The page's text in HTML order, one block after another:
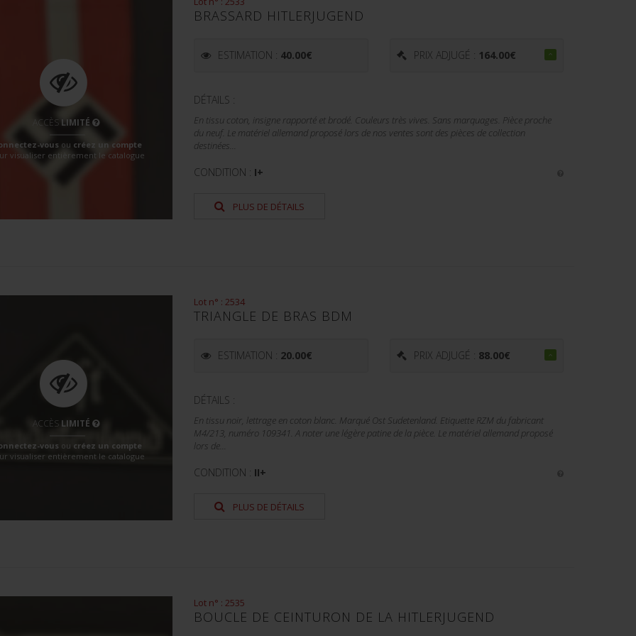
ACCÈS LIMITÉ
vous ou créez un compte
visualiser entièrement le catalogue
BRASSARD HITLERJUGEND
ESTIMATION : 40.00€ PRIX ADJUGÉ : 164.00€
DÉTAILS :
En tissu coton, insigne rapporté et brodé. Couleurs très vives. Sans marquages. Pièce proche
du neuf. Le matériel allemand proposé lors de nos ventes sont des pièces de collection
destinées...
CONDITION : I+
PLUS DE DÉTAILS
ACCÈS LIMITÉ
vous ou créez un compte
visualiser entièrement le catalogue
Lot n° : 2534
TRIANGLE DE BRAS BDM
ESTIMATION : 20.00€ PRIX ADJUGÉ : 88.00€
DÉTAILS :
En tissu noir, lettrage en coton blanc. Marqué Ost Sudetenland. Etiquette RZM du fabricant
M4/213, numéro 109341. A noter une légère patine de la pièce. Le matériel allemand proposé
lors de...
CONDITION : II+
PLUS DE DÉTAILS
Lot n° : 2535
BOUCLE DE CEINTURON DE LA HITLERJUGEND